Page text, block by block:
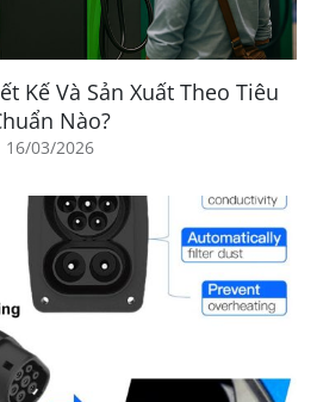
Kế Và Sản Xuất Theo Tiêu
Nào?
16/03/2026